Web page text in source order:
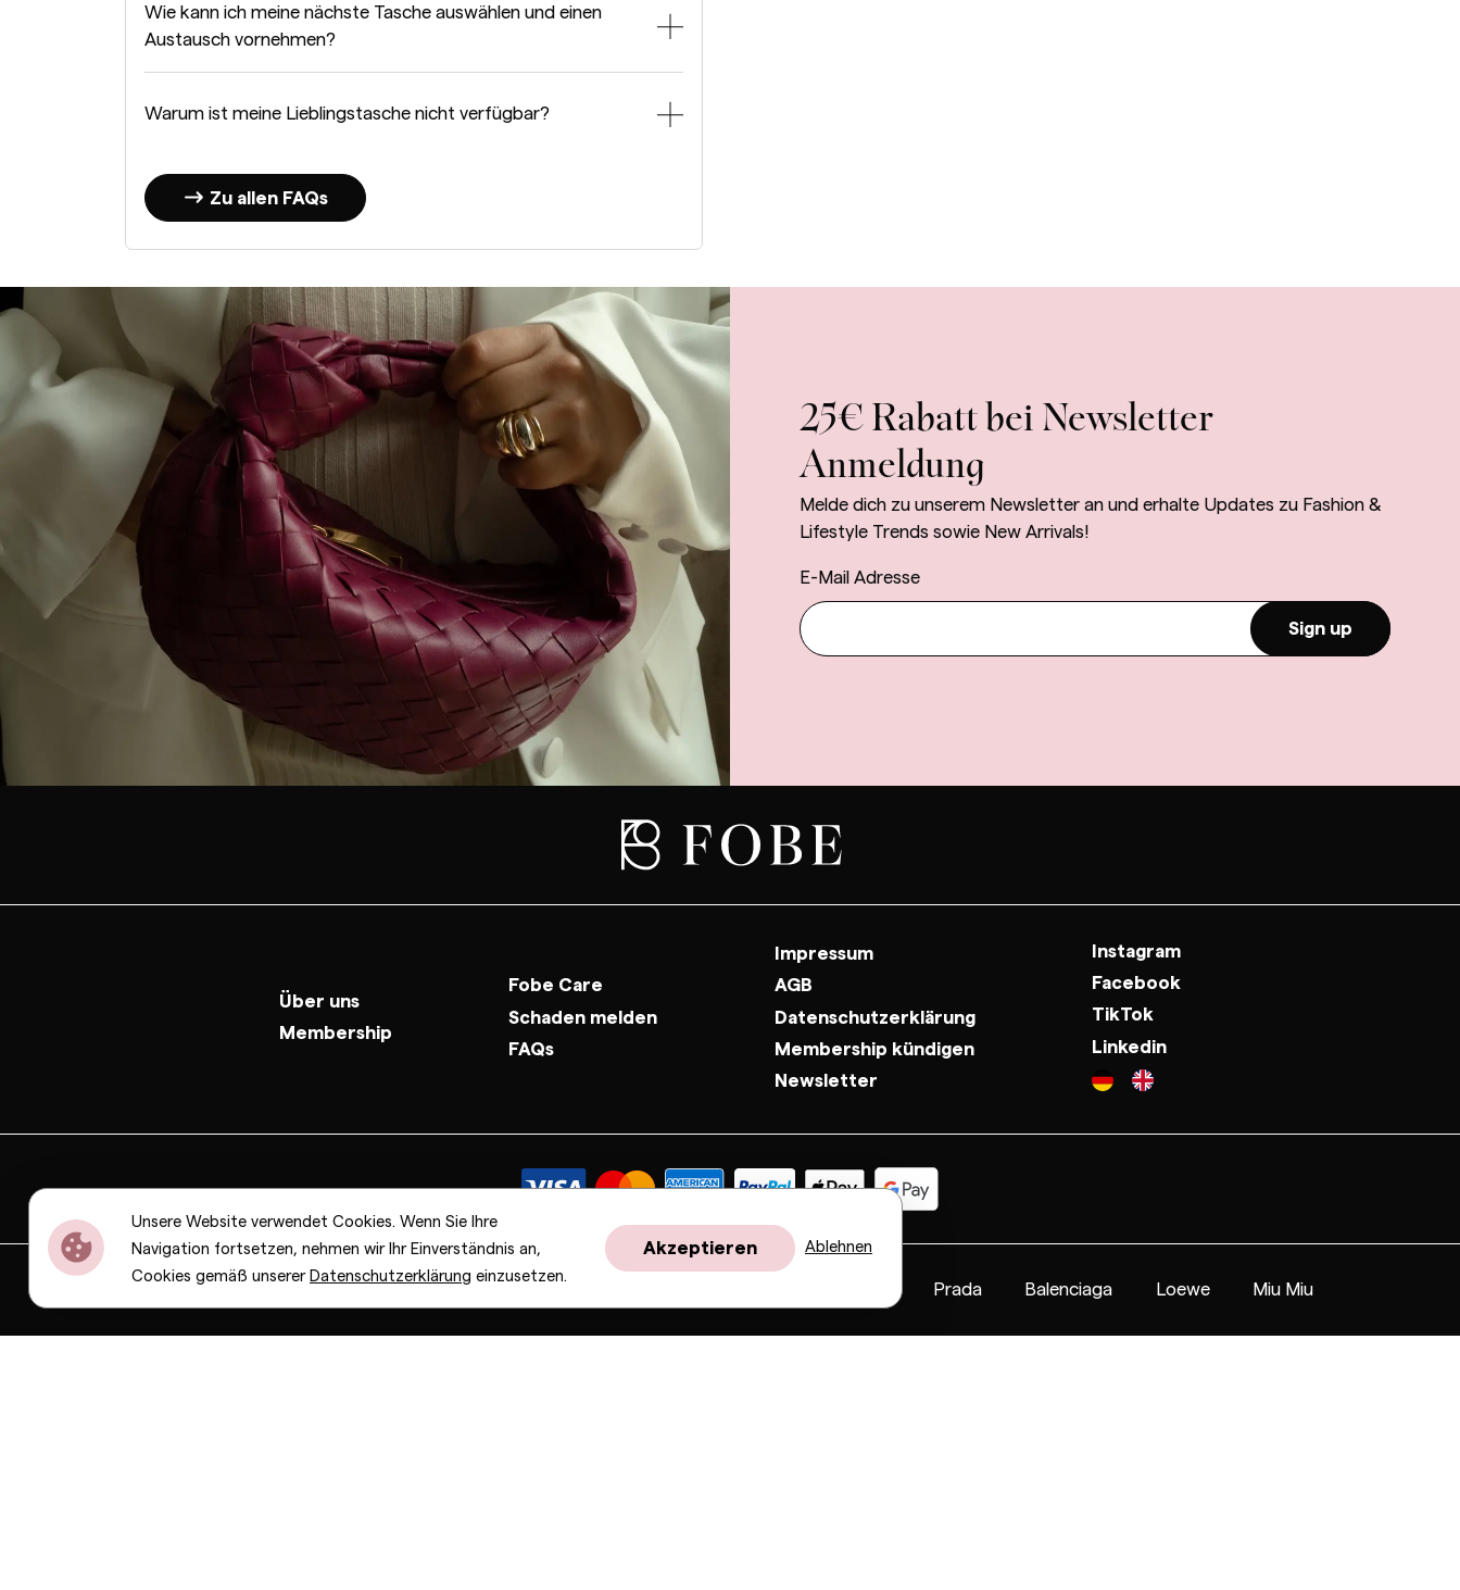
Wie kann ich meine nächste Tasche auswählen und einen
Austausch vornehmen?
Warum ist meine Lieblingstasche nicht verfügbar?
Zu allen FAQs
25€ Rabatt bei Newsletter
Anmeldung
Melde dich zu unserem Newsletter an und erhalte Updates zu Fashion &
Lifestyle Trends sowie New Arrivals!
E-Mail Adresse
Sign up
Über uns
Membership
Fobe Care
Schaden melden
FAQs
Impressum
AGB
Datenschutzerklärung
Membership kündigen
Newsletter
Instagram
Facebook
TikTok
Linkedin
Bottega Veneta Celine Prada Balenciaga Loewe Miu Miu
Unsere Website verwendet Cookies. Wenn Sie Ihre
Navigation fortsetzen, nehmen wir Ihr Einverständnis an,
Cookies gemäß unserer Datenschutzerklärung einzusetzen.
Akzeptieren Ablehnen